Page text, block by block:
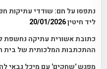
נתפסו על חם: שודדי עתיקות
ליד חיטין20/01/2026
כתובת אשורית עתיקה נחשפת
ההתכתבות המלכותית של בית
מפגש 'שחקים' עם מיכל גבאי